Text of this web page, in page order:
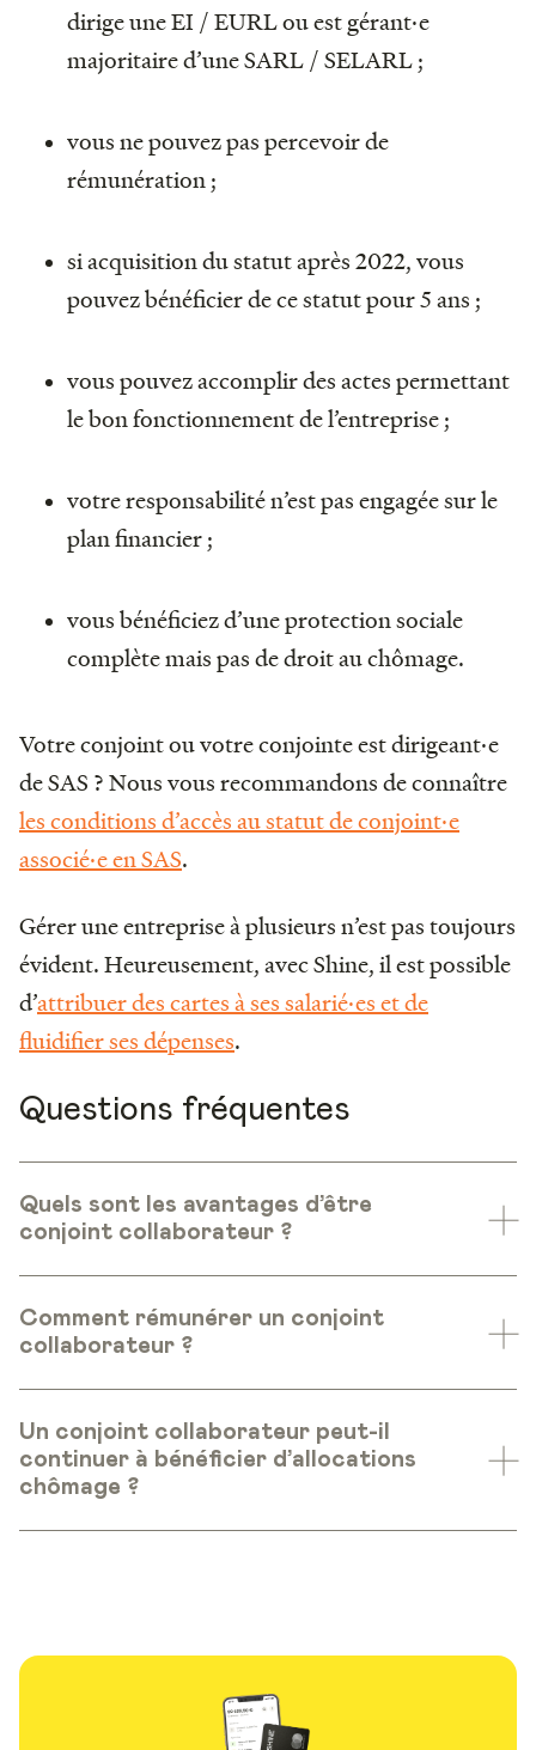
dirige une EI / EURL ou est gérant·e
majoritaire d’une SARL / SELARL ;
vous ne pouvez pas percevoir de
rémunération ;
si acquisition du statut après 2022, vous
pouvez bénéficier de ce statut pour 5 ans ;
vous pouvez accomplir des actes permettant
le bon fonctionnement de l’entreprise ;
votre responsabilité n’est pas engagée sur le
plan financier ;
vous bénéficiez d’une protection sociale
complète mais pas de droit au chômage.
Votre conjoint ou votre conjointe est dirigeant·e
de SAS ? Nous vous recommandons de connaître
les conditions d’accès au statut de conjoint·e
associé·e en SAS.
Gérer une entreprise à plusieurs n’est pas toujours
évident. Heureusement, avec Shine, il est possible
d’attribuer des cartes à ses salarié·es et de
fluidifier ses dépenses.
Questions fréquentes
Quels sont les avantages d’être
conjoint collaborateur ?
Comment rémunérer un conjoint
collaborateur ?
Un conjoint collaborateur peut-il
continuer à bénéficier d’allocations
chômage ?